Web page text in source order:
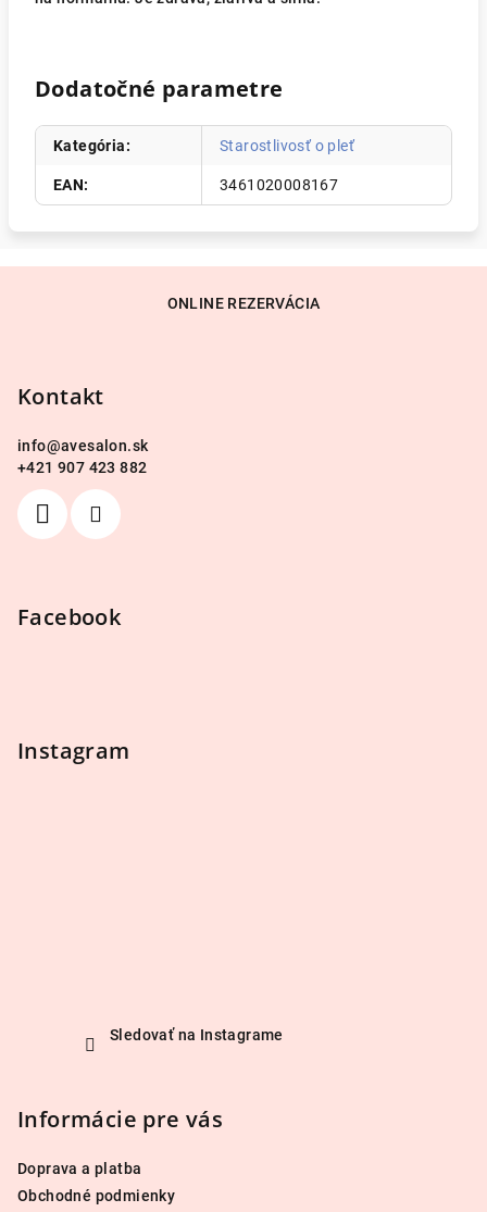
Dodatočné parametre
Kategória: Starostlivosť o pleť
EAN: 3461020008167
ONLINE REZERVÁCIA
Kontakt
info@avesalon.sk
+421 907 423 882
Facebook
Instagram
Sledovať na Instagrame
Informácie pre vás
Doprava a platba
Obchodné podmienky